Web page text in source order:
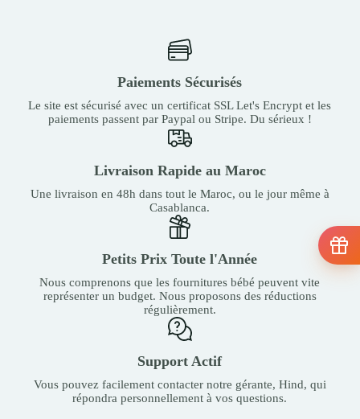
Paiements Sécurisés
Le site est sécurisé avec un certificat SSL Let's Encrypt et les
paiements passent par Paypal ou Stripe. Du sérieux !
Livraison Rapide au Maroc
Une livraison en 48h dans tout le Maroc, ou le jour même à
Casablanca.
Petits Prix Toute l'Année
Nous comprenons que les fournitures bébé peuvent vite
représenter un budget. Nous proposons des réductions
régulièrement.
Support Actif
Vous pouvez facilement contacter notre gérante, Hind, qui
répondra personnellement à vos questions.